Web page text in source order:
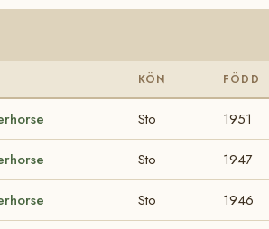
KÖN FÖDD
Sto 1951
Sto 1947
Sto 1946